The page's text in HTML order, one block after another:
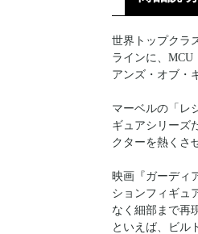
世界トップクラ
ラインに、
アンズ・オブ・
マーベルの「レ
ギュアシリーズ
クターを熱くさ
映画『ガーディ
ションフィギュ
なく細部まで再
といえば、ビル